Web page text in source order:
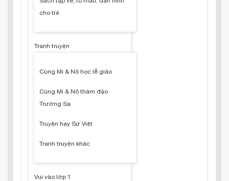
cho trẻ
Tranh truyện
Cùng Mi & Nô học lễ giáo
Cùng Mi & Nô thăm đảo
Trường Sa
Truyện hay Sử Việt
Tranh truyện khác
Vui vào lớp 1